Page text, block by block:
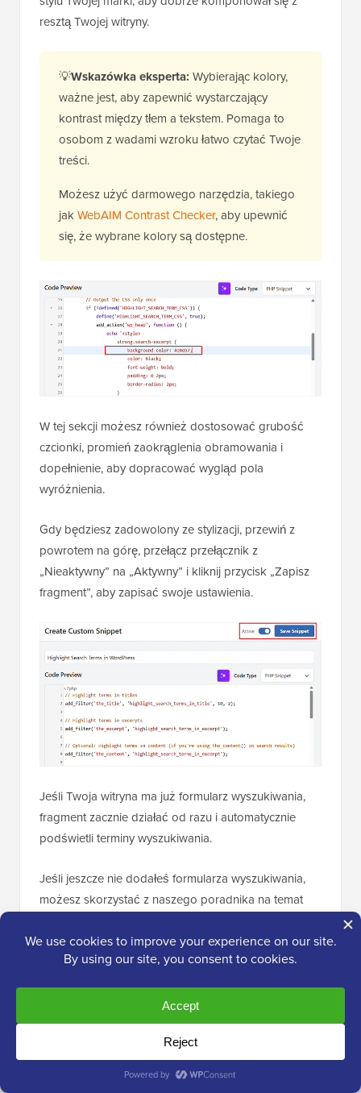
kontrast między tłem a tekstem. Pomaga to
osobom z wadami wzroku łatwo czytać Twoje
treści.
Możesz użyć darmowego narzędzia, takiego
się, że wybrane kolory są dostępne.
W tej sekcji możesz również dostosować grubość
dopełnienie, aby dopracować wygląd pola
wyróżnienia.
Gdy będziesz zadowolony ze stylizacji, przewiń z
„Nieaktywny” na „Aktywny” i kliknij przycisk „Zapisz
fragment”, aby zapisać swoje ustawienia.
Jeśli Twoja witryna ma już formularz wyszukiwania,
podświetli terminy wyszukiwania.
Jeśli jeszcze nie dodałeś formularza wyszukiwania,
dodawania formularza wyszukiwania w WordPressie